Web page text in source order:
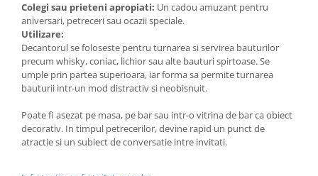
Colegi sau prieteni apropiati: Un cadou amuzant pentru
aniversari, petreceri sau ocazii speciale.
Utilizare:
Decantorul se foloseste pentru turnarea si servirea bauturilor
precum whisky, coniac, lichior sau alte bauturi spirtoase. Se
umple prin partea superioara, iar forma sa permite turnarea
bauturii intr-un mod distractiv si neobisnuit.
Poate fi asezat pe masa, pe bar sau intr-o vitrina de bar ca obiect
decorativ. In timpul petrecerilor, devine rapid un punct de
atractie si un subiect de conversatie intre invitati.